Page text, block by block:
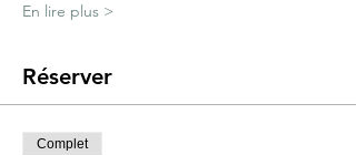
En lire plus >
Réserver
Complet